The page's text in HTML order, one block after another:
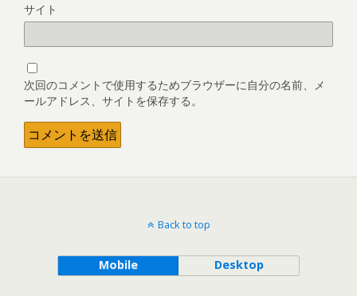
サイト
次回のコメントで使用するためブラウザーに自分の名前、メ
ールアドレス、サイトを保存する。
Back to top
Mobile Desktop